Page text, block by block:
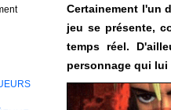
Certainement l'un
jeu se présente,
temps réel.
personnage qui lui